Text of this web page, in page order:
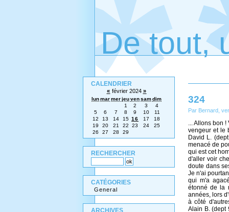
De tout,
324
Par Bernard,
... Allons bon
vengeur et le
David L.
menacé de
qui est cet
d'aller voir
doute dans
Je n'ai
qui m'a
étonné de la
années, lors
à côté
Alain B. (dept
CALENDRIER
« février 2024 »
lunmarmerjeuvensamdim
1
2 3
4
5
6 7 8 9 10
11
12
13 14 15 16 17
18
19
20 21 22 23 24
25
26
27 28 29
RECHERCHER
CATÉGORIES
General
ARCHIVES